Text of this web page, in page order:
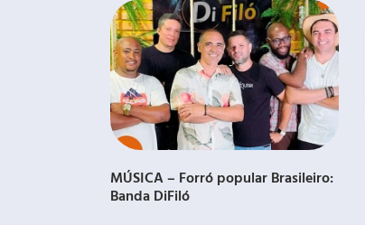
MÚSICA – Forró popular Brasileiro:
Banda DiFiló